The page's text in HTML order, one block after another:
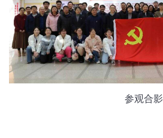
参观合影